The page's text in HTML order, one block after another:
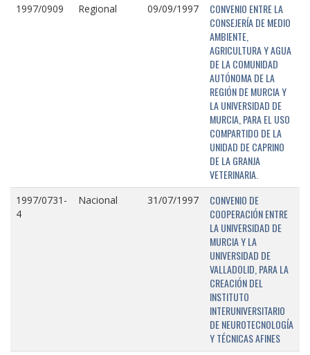
1997/0909 Regional 09/09/1997
CONVENIO ENTRE LA
CONSEJERÍA DE MEDIO
AMBIENTE,
AGRICULTURA Y AGUA
DE LA COMUNIDAD
AUTÓNOMA DE LA
REGIÓN DE MURCIA Y
LA UNIVERSIDAD DE
MURCIA, PARA EL USO
COMPARTIDO DE LA
UNIDAD DE CAPRINO
DE LA GRANJA
VETERINARIA.
1997/0731-
4
Nacional 31/07/1997
CONVENIO DE
COOPERACIÓN ENTRE
LA UNIVERSIDAD DE
MURCIA Y LA
UNIVERSIDAD DE
VALLADOLID, PARA LA
CREACIÓN DEL
INSTITUTO
INTERUNIVERSITARIO
DE NEUROTECNOLOGÍA
Y TÉCNICAS AFINES